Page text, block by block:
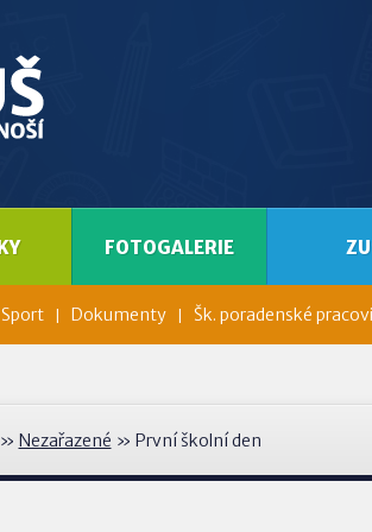
Sport Dokumenty Šk. poradenské
FOTOGALERIE
Nezařazené » První školní den